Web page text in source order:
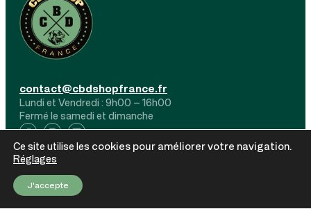
contact@cbdshopfrance.fr
Lundi et Vendredi : 9h00 – 16h00
Fermé le samedi et dimanche
Copyright © 2025 CBD Shop France. Tous droits réservés.
Mentions légales
avec ❤️ par INNEO
Ce site utilise les cookies pour améliorer votre navigation.
Réglages
J'accepte